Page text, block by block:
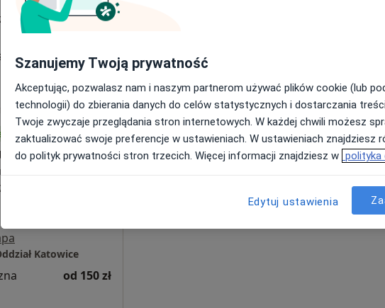
Mapa
180 zł
płatności
Bajura
20 opinii
Katowice
od 150 zł
Dziś Jutro Sob, Ndz,
9 Sie
Umawianie online nie jest dostępne
Szanujemy Twoją prywatność
Akceptując, pozwalasz nam i naszym partnerom używać plików cookie (lub
technologii) do zbierania danych do celów statystycznych i dostarczania
Twoje zwyczaje przeglądania stron internetowych. W każdej chwili możesz
zaktualizować swoje preferencje w ustawieniach. W ustawieniach znajdziesz
do polityk prywatności stron trzecich. Więcej informacji znajdziesz w polityka
Edytuj ustawienia